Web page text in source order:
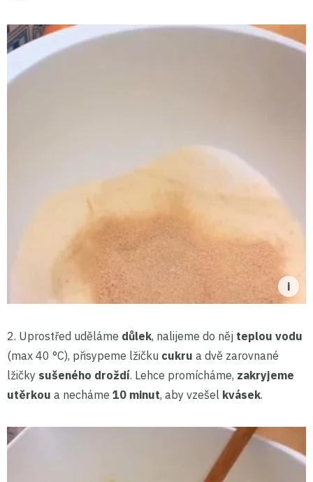
2. Uprostřed uděláme důlek, nalijeme do něj teplou vodu
(max 40 °C), přisypeme lžičku cukru a dvě zarovnané
lžičky sušeného droždí. Lehce promícháme, zakryjeme
utěrkou a necháme 10 minut, aby vzešel kvásek.